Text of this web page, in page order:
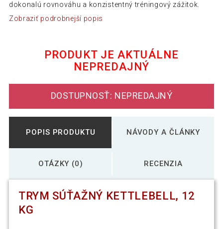
dokonalú rovnováhu a konzistentný tréningový zážitok.
Zobraziť podrobnejší popis
PRODUKT JE AKTUÁLNE
NEPREDAJNÝ
DOSTUPNOSŤ: NEPREDAJNÝ
POPIS PRODUKTU NÁVODY A ČLÁNKY
OTÁZKY (0) RECENZIA
TRYM SÚŤAŽNÝ KETTLEBELL, 12
KG